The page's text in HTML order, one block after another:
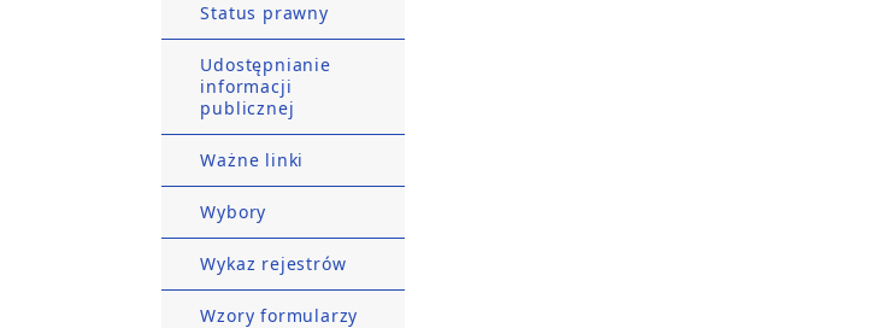
Status prawny
Udostępnianie
informacji
publicznej
Ważne linki
Wybory
Wykaz rejestrów
Wzory formularzy